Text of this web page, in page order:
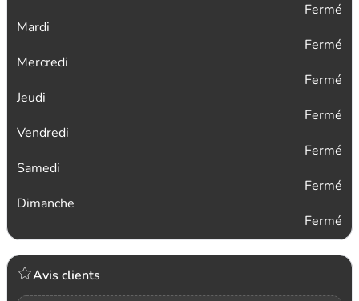
Fermé
Mardi
Fermé
Mercredi
Fermé
Jeudi
Fermé
Vendredi
Fermé
Samedi
Fermé
Dimanche
Fermé
Avis clients